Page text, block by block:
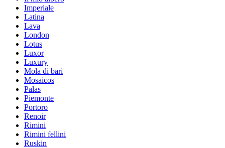
Imperiale
Latina
Lava
London
Lotus
Luxor
Luxury
Mola di bari
Mosaicos
Palas
Piemonte
Portoro
Renoir
Rimini
Rimini fellini
Ruskin